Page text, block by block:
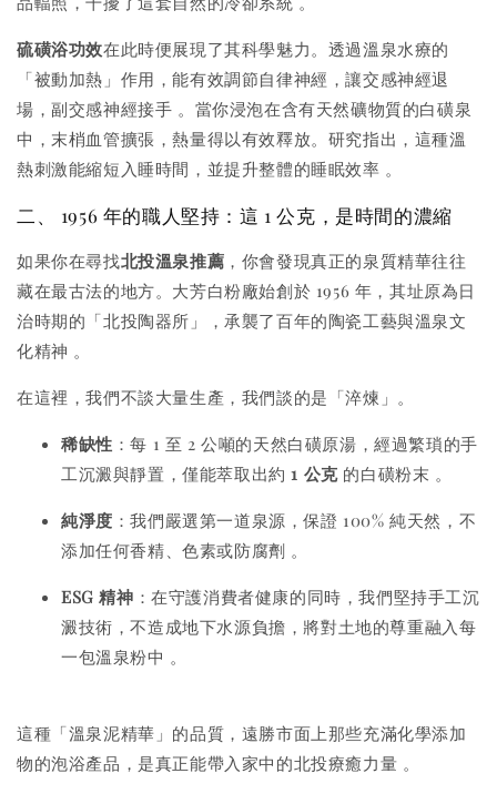
硫磺浴功效在此時便展現了其科學魅力。透過溫泉水療的
「被動加熱」作用，能有效調節自律神經，讓交感神經退
場，副交感神經接手 。當你浸泡在含有天然礦物質的白磺泉
中，末梢血管擴張，熱量得以有效釋放。研究指出，這種溫
熱刺激能縮短入睡時間，並提升整體的睡眠效率 。
二、 1956 年的職人堅持：這 1 公克，是時間的濃縮
如果你在尋找北投溫泉推薦 ，你會發現真正的泉質精華往往
藏在最古法的地方。大芳白粉廠始創於 1956 年，其址原為日
治時期的「北投陶器所」，承襲了百年的陶瓷工藝與溫泉文
化精神 。
在這裡，我們不談大量生產，我們談的是「淬煉」。
稀缺性 ：每 1 至 2 公噸的天然白磺原湯，經過繁瑣的手
工沉澱與靜置，僅能萃取出約1 公克的白磺粉末 。
純淨度 ：我們嚴選第一道泉源，保證 100% 純天然，不
添加任何香精、色素或防腐劑 。
ESG 精神 ：在守護消費者健康的同時，我們堅持手工沉
澱技術，不造成地下水源負擔，將對土地的尊重融入每
一包溫泉粉中 。
這種「溫泉泥精華」的品質，遠勝市面上那些充滿化學添加
物的泡浴產品，是真正能帶入家中的北投療癒力量 。